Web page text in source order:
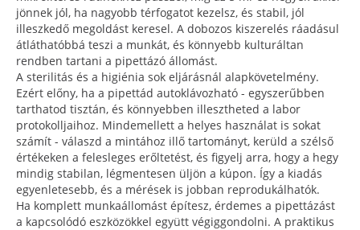
jönnek jól, ha nagyobb térfogatot kezelsz, és stabil, jól
illeszkedő megoldást keresel. A dobozos kiszerelés ráadásul
átláthatóbbá teszi a munkát, és könnyebb kulturáltan
rendben tartani a pipettázó állomást.
A sterilitás és a higiénia sok eljárásnál alapkövetelmény.
Ezért előny, ha a pipettád autoklávozható - egyszerűbben
tarthatod tisztán, és könnyebben illesztheted a labor
protokolljaihoz. Mindemellett a helyes használat is sokat
számít - válaszd a mintához illő tartományt, kerüld a szélső
értékeken a felesleges erőltetést, és figyelj arra, hogy a hegy
mindig stabilan, légmentesen üljön a kúpon. Így a kiadás
egyenletesebb, és a mérések is jobban reprodukálhatók.
Ha komplett munkaállomást építesz, érdemes a pipettázást
a kapcsolódó eszközökkel együtt végiggondolni. A praktikus